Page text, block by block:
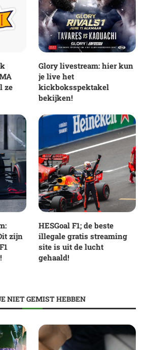
ze
Glory livestream: hier kun
je live het
kickboksspektakel
bekijken!
zijn
HESGoal F1; de beste
illegale gratis streaming
site is uit de lucht
gehaald!
NIET GEMIST HEBBEN